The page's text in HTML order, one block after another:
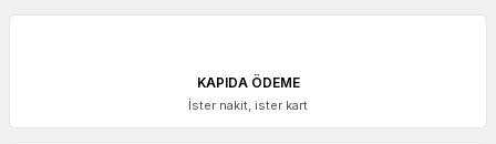
KAPIDA ÖDEME
İster nakit, ister kart